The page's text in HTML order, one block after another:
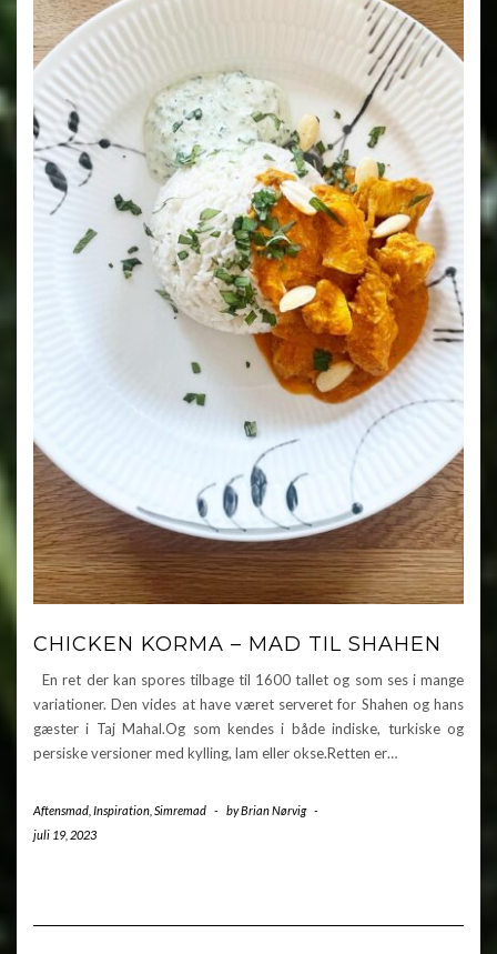
CHICKEN KORMA – MAD TIL SHAHEN
En ret der kan spores tilbage til 1600 tallet og som ses i mange
variationer. Den vides at have været serveret for Shahen og hans
gæster i Taj Mahal.Og som kendes i både indiske, turkiske og
persiske versioner med kylling, lam eller okse.Retten er…
Aftensmad Inspiration Simremad - byBrian Nørvig -
juli 19, 2023